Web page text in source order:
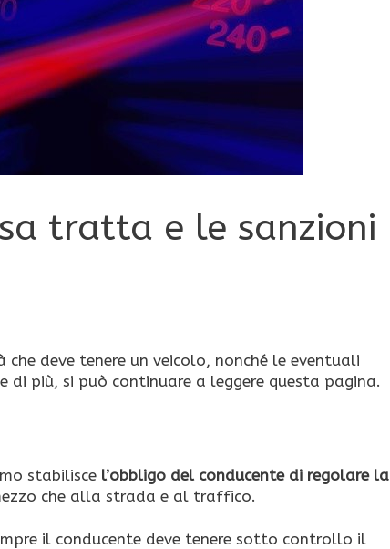
tratta e le sanzioni
deve tenere un veicolo, nonché le eventuali
di più, si può continuare a leggere questa pagina.
stabilisce l’obbligo del conducente di regolare la
che alla strada e al traffico.
il conducente deve tenere sotto controllo il